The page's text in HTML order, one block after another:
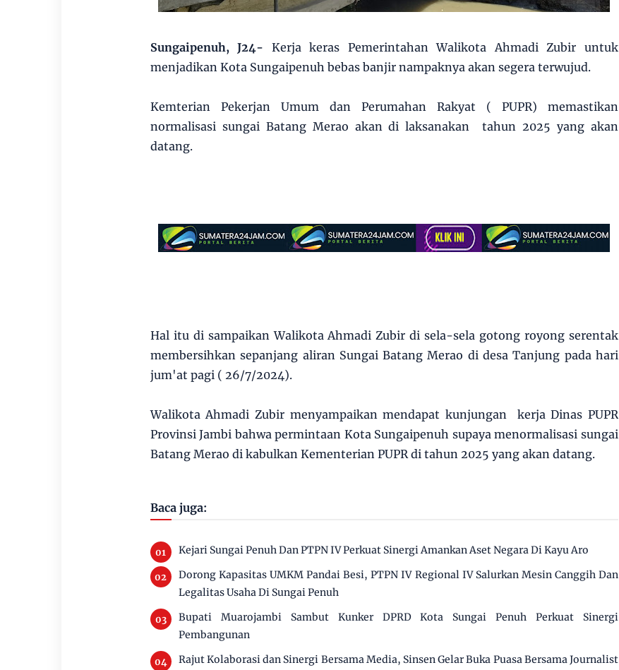
Sungaipenuh, J24- Kerja keras Pemerintahan Walikota Ahmadi Zubir untuk
menjadikan Kota Sungaipenuh bebas banjir nampaknya akan segera terwujud.
Kemterian Pekerjan Umum dan Perumahan Rakyat ( PUPR) memastikan
normalisasi sungai Batang Merao akan di laksanakan tahun 2025 yang akan
datang.
Hal itu di sampaikan Walikota Ahmadi Zubir di sela-sela gotong royong serentak
membersihkan sepanjang aliran Sungai Batang Merao di desa Tanjung pada hari
jum'at pagi ( 26/7/2024).
Walikota Ahmadi Zubir menyampaikan mendapat kunjungan kerja Dinas PUPR
Provinsi Jambi bahwa permintaan Kota Sungaipenuh supaya menormalisasi sungai
Batang Merao di kabulkan Kementerian PUPR di tahun 2025 yang akan datang.
Baca juga:
Kejari Sungai Penuh Dan PTPN IV Perkuat Sinergi Amankan Aset Negara Di Kayu Aro
Dorong Kapasitas UMKM Pandai Besi, PTPN IV Regional IV Salurkan Mesin Canggih Dan
Legalitas Usaha Di Sungai Penuh
Bupati Muarojambi Sambut Kunker DPRD Kota Sungai Penuh Perkuat Sinergi
Pembangunan
Rajut Kolaborasi dan Sinergi Bersama Media, Sinsen Gelar Buka Puasa Bersama Journalist